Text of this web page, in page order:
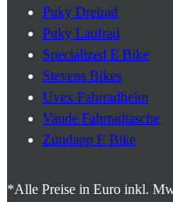
Puky Dreirad
Puky Laufrad
Specialized E Bike
Stevens Bikes
Uvex Fahrradhelm
Vaude Fahrradtasche
Zündapp E Bike
*Alle Preise in Euro inkl.